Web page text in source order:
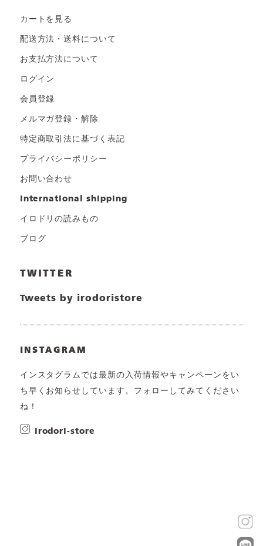
カートを見る
配送方法・送料について
お支払方法について
ログイン
会員登録
メルマガ登録・解除
特定商取引法に基づく表記
プライバシーポリシー
お問い合わせ
international shipping
イロドリの読みもの
ブログ
TWITTER
Tweets by irodoristore
INSTAGRAM
インスタグラムでは最新の入荷情報やキャンペーンをい
ち早くお知らせしています。フォローしてみてください
ね！
irodori-store